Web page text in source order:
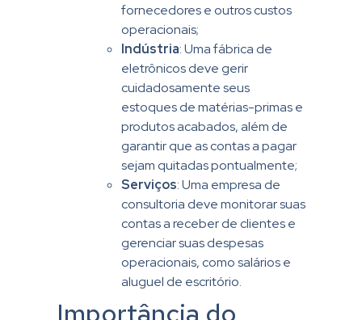
fornecedores e outros custos
operacionais;
Indústria: Uma fábrica de
eletrônicos deve gerir
cuidadosamente seus
estoques de matérias-primas e
produtos acabados, além de
garantir que as contas a pagar
sejam quitadas pontualmente;
Serviços: Uma empresa de
consultoria deve monitorar suas
contas a receber de clientes e
gerenciar suas despesas
operacionais, como salários e
aluguel de escritório.